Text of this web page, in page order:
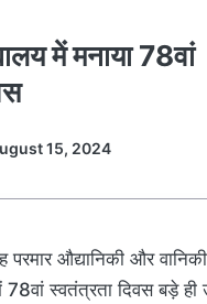
में मनाया 78वां
15, 2024
औद्यानिकी और वानिकी
में 78वां स्वतंत्रता दिवस बड़े